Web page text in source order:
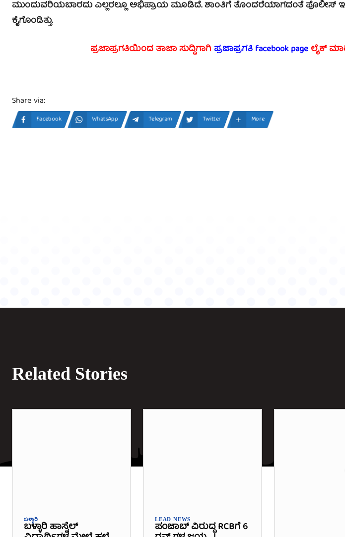
ಮುಂದುವರಿಯಬಾರದು ಎಲ್ಲರಲ್ಲೂ ಅಭಿಪ್ರಾಯ ಮೂಡಿದೆ. ಶಾಂತಿಗೆ ತೊಂದರೆಯಾಗದಂತೆ ಪೊಲೀಸ್
ಕೈಗೊಂಡಿತ್ತು.
ಪ್ರಜಾಪ್ರಗತಿಯಿಂದ ತಾಜಾ ಸುದ್ದಿಗಾಗಿ ಪ್ರಜಾಪ್ರಗತಿ facebook page ಲೈಕ್
Share via:
Facebook WhatsApp Telegram Twitter More
Related Stories
ಬಳ್ಳಾರಿ
ಬಳ್ಳಾರಿ ಹಾಸ್ಟೆಲ್​
LEAD NEWS
ಪಂಜಾಬ್ ವಿರುದ್ಧ RCBಗೆ 6